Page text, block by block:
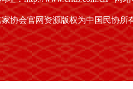
协会官网资源版权为中国民协